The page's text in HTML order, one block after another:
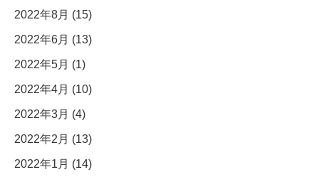
2022年8月 (15)
2022年6月 (13)
2022年5月 (1)
2022年4月 (10)
2022年3月 (4)
2022年2月 (13)
2022年1月 (14)